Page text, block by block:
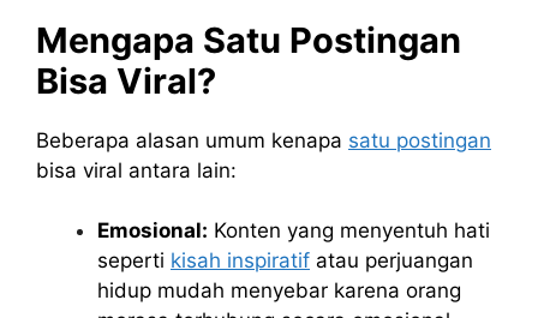
Mengapa Satu Postingan
Bisa Viral?
Beberapa alasan umum kenapa satu postingan
bisa viral antara lain:
Emosional: Konten yang menyentuh hati
seperti kisah inspiratif atau perjuangan
hidup mudah menyebar karena orang